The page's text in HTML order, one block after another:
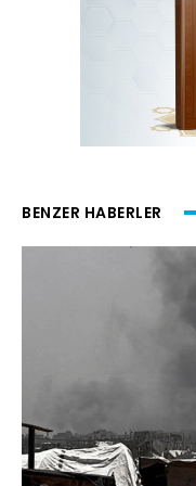
BENZER HABERLER